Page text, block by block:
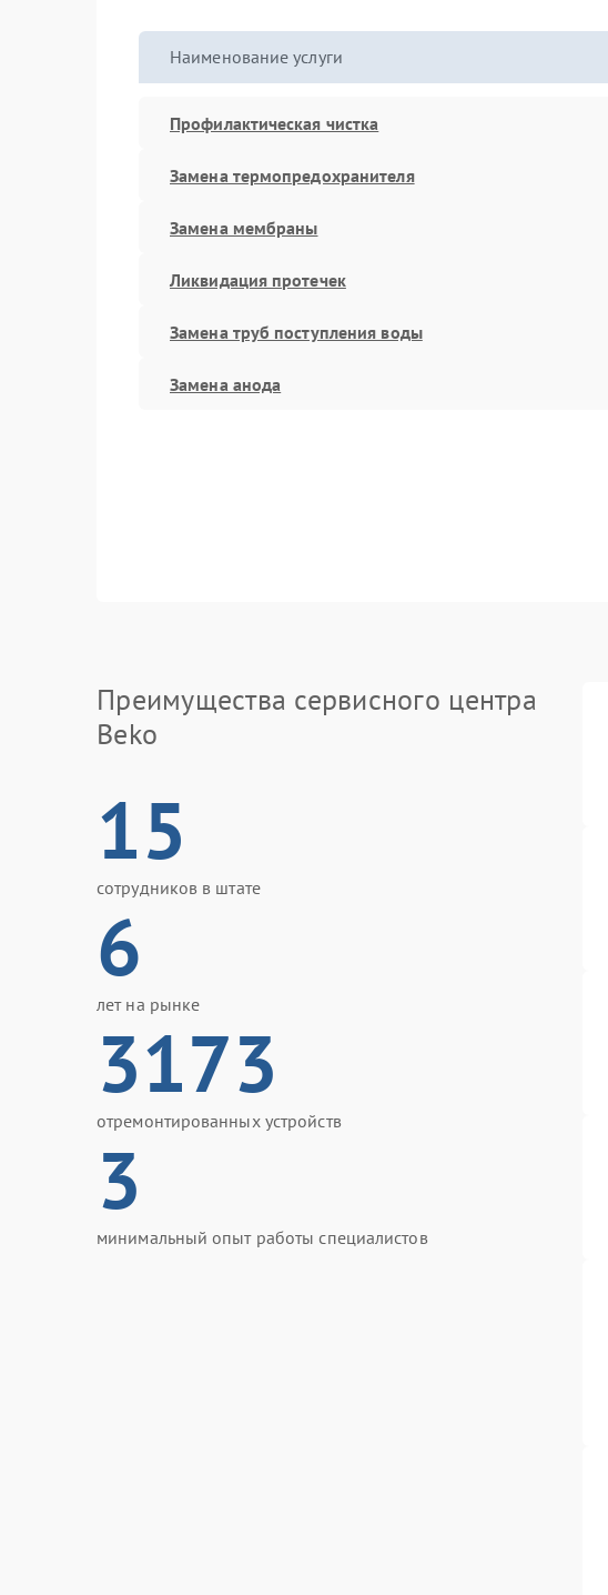
Наименование услуги
Профилактическая чистка
Замена термопредохранителя
Замена мембраны
Ликвидация протечек
Замена труб поступления воды
Замена анода
Преимущества сервисного центра
Beko
15
сотрудников в штате
6
лет на рынке
3173
отремонтированных устройств
3
минимальный опыт работы специалистов